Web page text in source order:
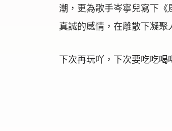
潮，更為歌手岑寧兒寫下
真誠的感情，在離散下凝聚
下次再玩吖，下次要吃吃喝